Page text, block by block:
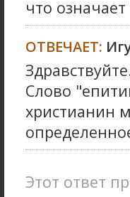
что
ОТВЕЧАЕТ:
Слово
христианин
Этот ответ